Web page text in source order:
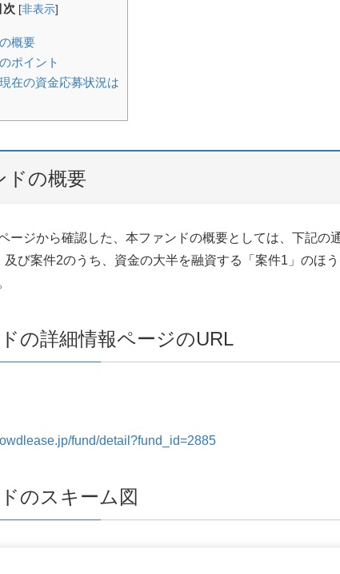
次 [非表示]
概要
ポイント
在の資金応募状況は
ドの概要
ージから確認した、本ファンドの概要としては、下記の
及び案件2のうち、資金の大半を融資する「案件1」のほ
の詳細情報ページのURL
fund/detail?fund_id=2885
のスキーム図